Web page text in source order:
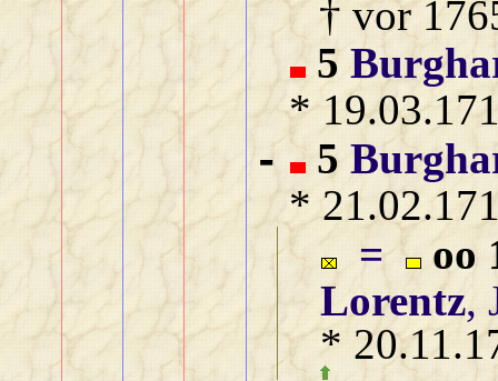
† vor
5
*
- 5
*
=
oo
Lorentz,
*